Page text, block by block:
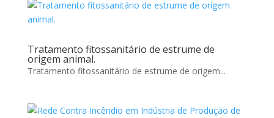
Tratamento fitossanitário de estrume de
origem animal.
Tratamento fitossanitário de estrume de origem...